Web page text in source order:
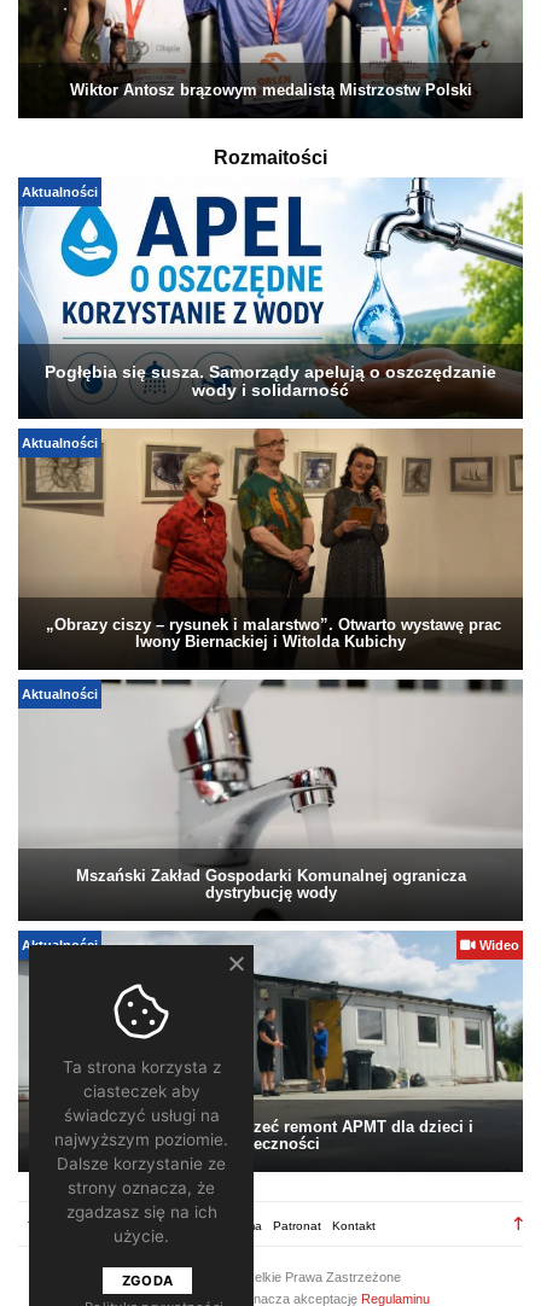
Wiktor Antosz brązowym medalistą Mistrzostw Polski
Rozmaitości
Aktualności
Pogłębia się susza. Samorządy apelują o oszczędzanie
wody i solidarność
Aktualności
„Obrazy ciszy – rysunek i malarstwo”. Otwarto wystawę prac
Iwony Biernackiej i Witolda Kubichy
Aktualności
Mszański Zakład Gospodarki Komunalnej ogranicza
dystrybucję wody
Aktualności Wideo
Pomagamy. Warto wesprzeć remont APMT dla dzieci i
społeczności
TV28.pl Regulamin Redakcja Reklama Patronat Kontakt
2026 ©
/ Wszelkie Prawa Zastrzeżone
Korzystanie z portalu oznacza akceptację Regulaminu
Ta strona korzysta z
ciasteczek aby
świadczyć usługi na
najwyższym poziomie.
Dalsze korzystanie ze
strony oznacza, że
zgadzasz się na ich
użycie.
ZGODA